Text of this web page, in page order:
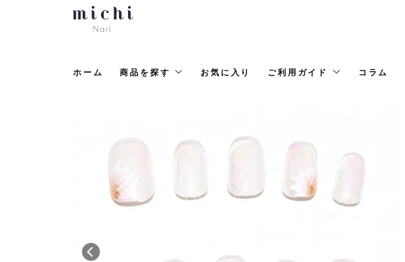
ホーム 商品を探す お気に入り ご利用ガイド コラム